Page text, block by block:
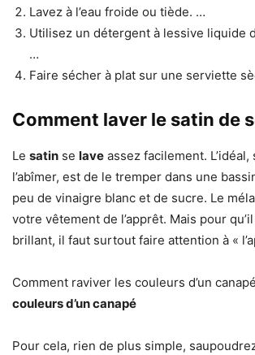
Lavez à l’eau froide ou tiède. …
Utilisez un détergent à lessive liquide
…
Faire sécher à plat sur une serviette
Comment laver le satin de
Le satin se lave assez facilement.
l’abîmer, est de le tremper dans une
peu de vinaigre blanc et de sucre. Le
votre vêtement de l’apprêt. Mais pour
brillant, il faut surtout faire attention à «
Comment raviver les couleurs d’un
couleurs d’un canapé
Pour cela, rien de plus simple,